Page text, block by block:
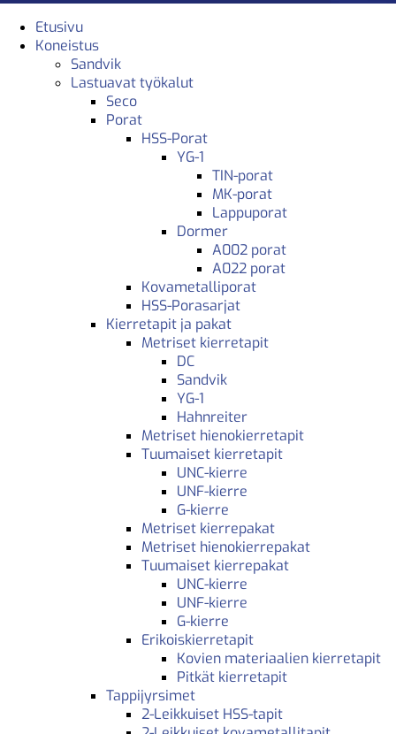
Etusivu
Koneistus
Sandvik
Lastuavat työkalut
Seco
Porat
HSS-Porat
YG-1
TIN-porat
MK-porat
Lappuporat
Dormer
A002 porat
A022 porat
Kovametalliporat
HSS-Porasarjat
Kierretapit ja pakat
Metriset kierretapit
DC
Sandvik
YG-1
Hahnreiter
Metriset hienokierretapit
Tuumaiset kierretapit
UNC-kierre
UNF-kierre
G-kierre
Metriset kierrepakat
Metriset hienokierrepakat
Tuumaiset kierrepakat
UNC-kierre
UNF-kierre
G-kierre
Erikoiskierretapit
Kovien materiaalien kierretapit
Pitkät kierretapit
Tappijyrsimet
2-Leikkuiset HSS-tapit